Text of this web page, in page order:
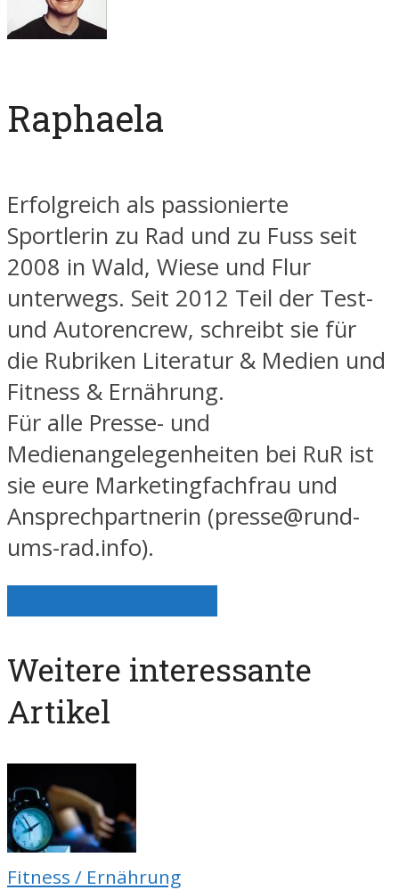
Raphaela
Erfolgreich als passionierte
Sportlerin zu Rad und zu Fuss seit
2008 in Wald, Wiese und Flur
unterwegs. Seit 2012 Teil der Test-
und Autorencrew, schreibt sie für
die Rubriken Literatur & Medien und
Fitness & Ernährung.
Für alle Presse- und
Medienangelegenheiten bei RuR ist
sie eure Marketingfachfrau und
Ansprechpartnerin (presse@rund-
ums-rad.info).
Weitere interessante
Artikel
Fitness / Ernährung